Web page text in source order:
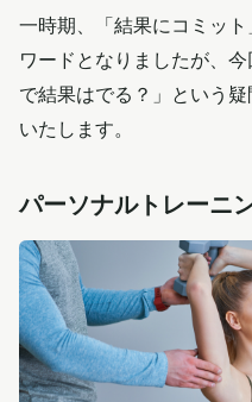
一時期、「結果にコミッ
ワードとなりましたが、
で結果はでる？」という
いたします。
パーソナルトレーニ